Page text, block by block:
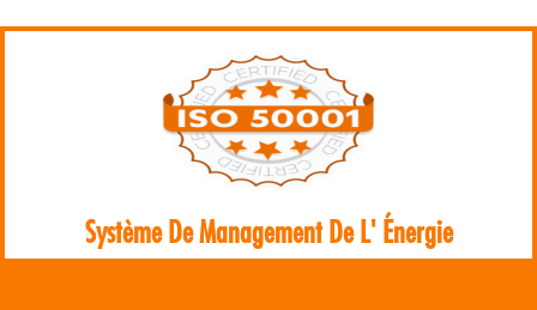
Système De Management De L' Énergie